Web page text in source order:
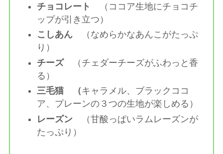
チョコレート
（ココア生地にチョコチ
ップが引き立つ）
こしあん（なめらかなあんこがたっぷ
り）
チーズ（チェダーチーズがふわっと香
る）
三毛猫 （キャラメル、ブラックココ
ア、プレーンの３つの生地が楽しめる）
レーズン （甘酸っぱいラムレーズンが
たっぷり）